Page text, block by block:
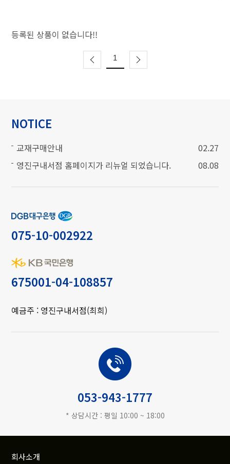
등록된 상품이 없습니다!!
1
NOTICE
교재구매안내
02.27
영진구내서점 홈페이지가 리뉴얼 되었습니다.
08.08
075-10-002922
675001-04-108857
예금주 : 영진구내서점(최희)
고객상담
053-943-1777
* 상담시간 : 평일 10:00 ~ 18:00
회사소개